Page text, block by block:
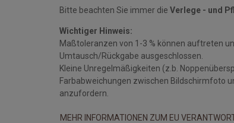
Bitte beachten Sie immer die Verlege - und
Wichtiger Hinweis:
Maßtoleranzen von 1-3 % können auftreten
Umtausch/Rückgabe ausgeschlossen.
Kleine Unregelmäßigkeiten (z.b.
Farbabweichungen zwischen Bildschirmfoto
anzufordern.
MEHR INFORMATIONEN ZUM EU